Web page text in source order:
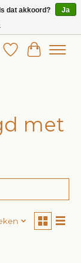
Verlanglijst
met
dat akkoord?
Ja